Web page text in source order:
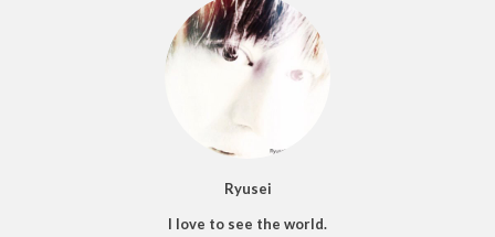
Ryusei
I love to see the world.